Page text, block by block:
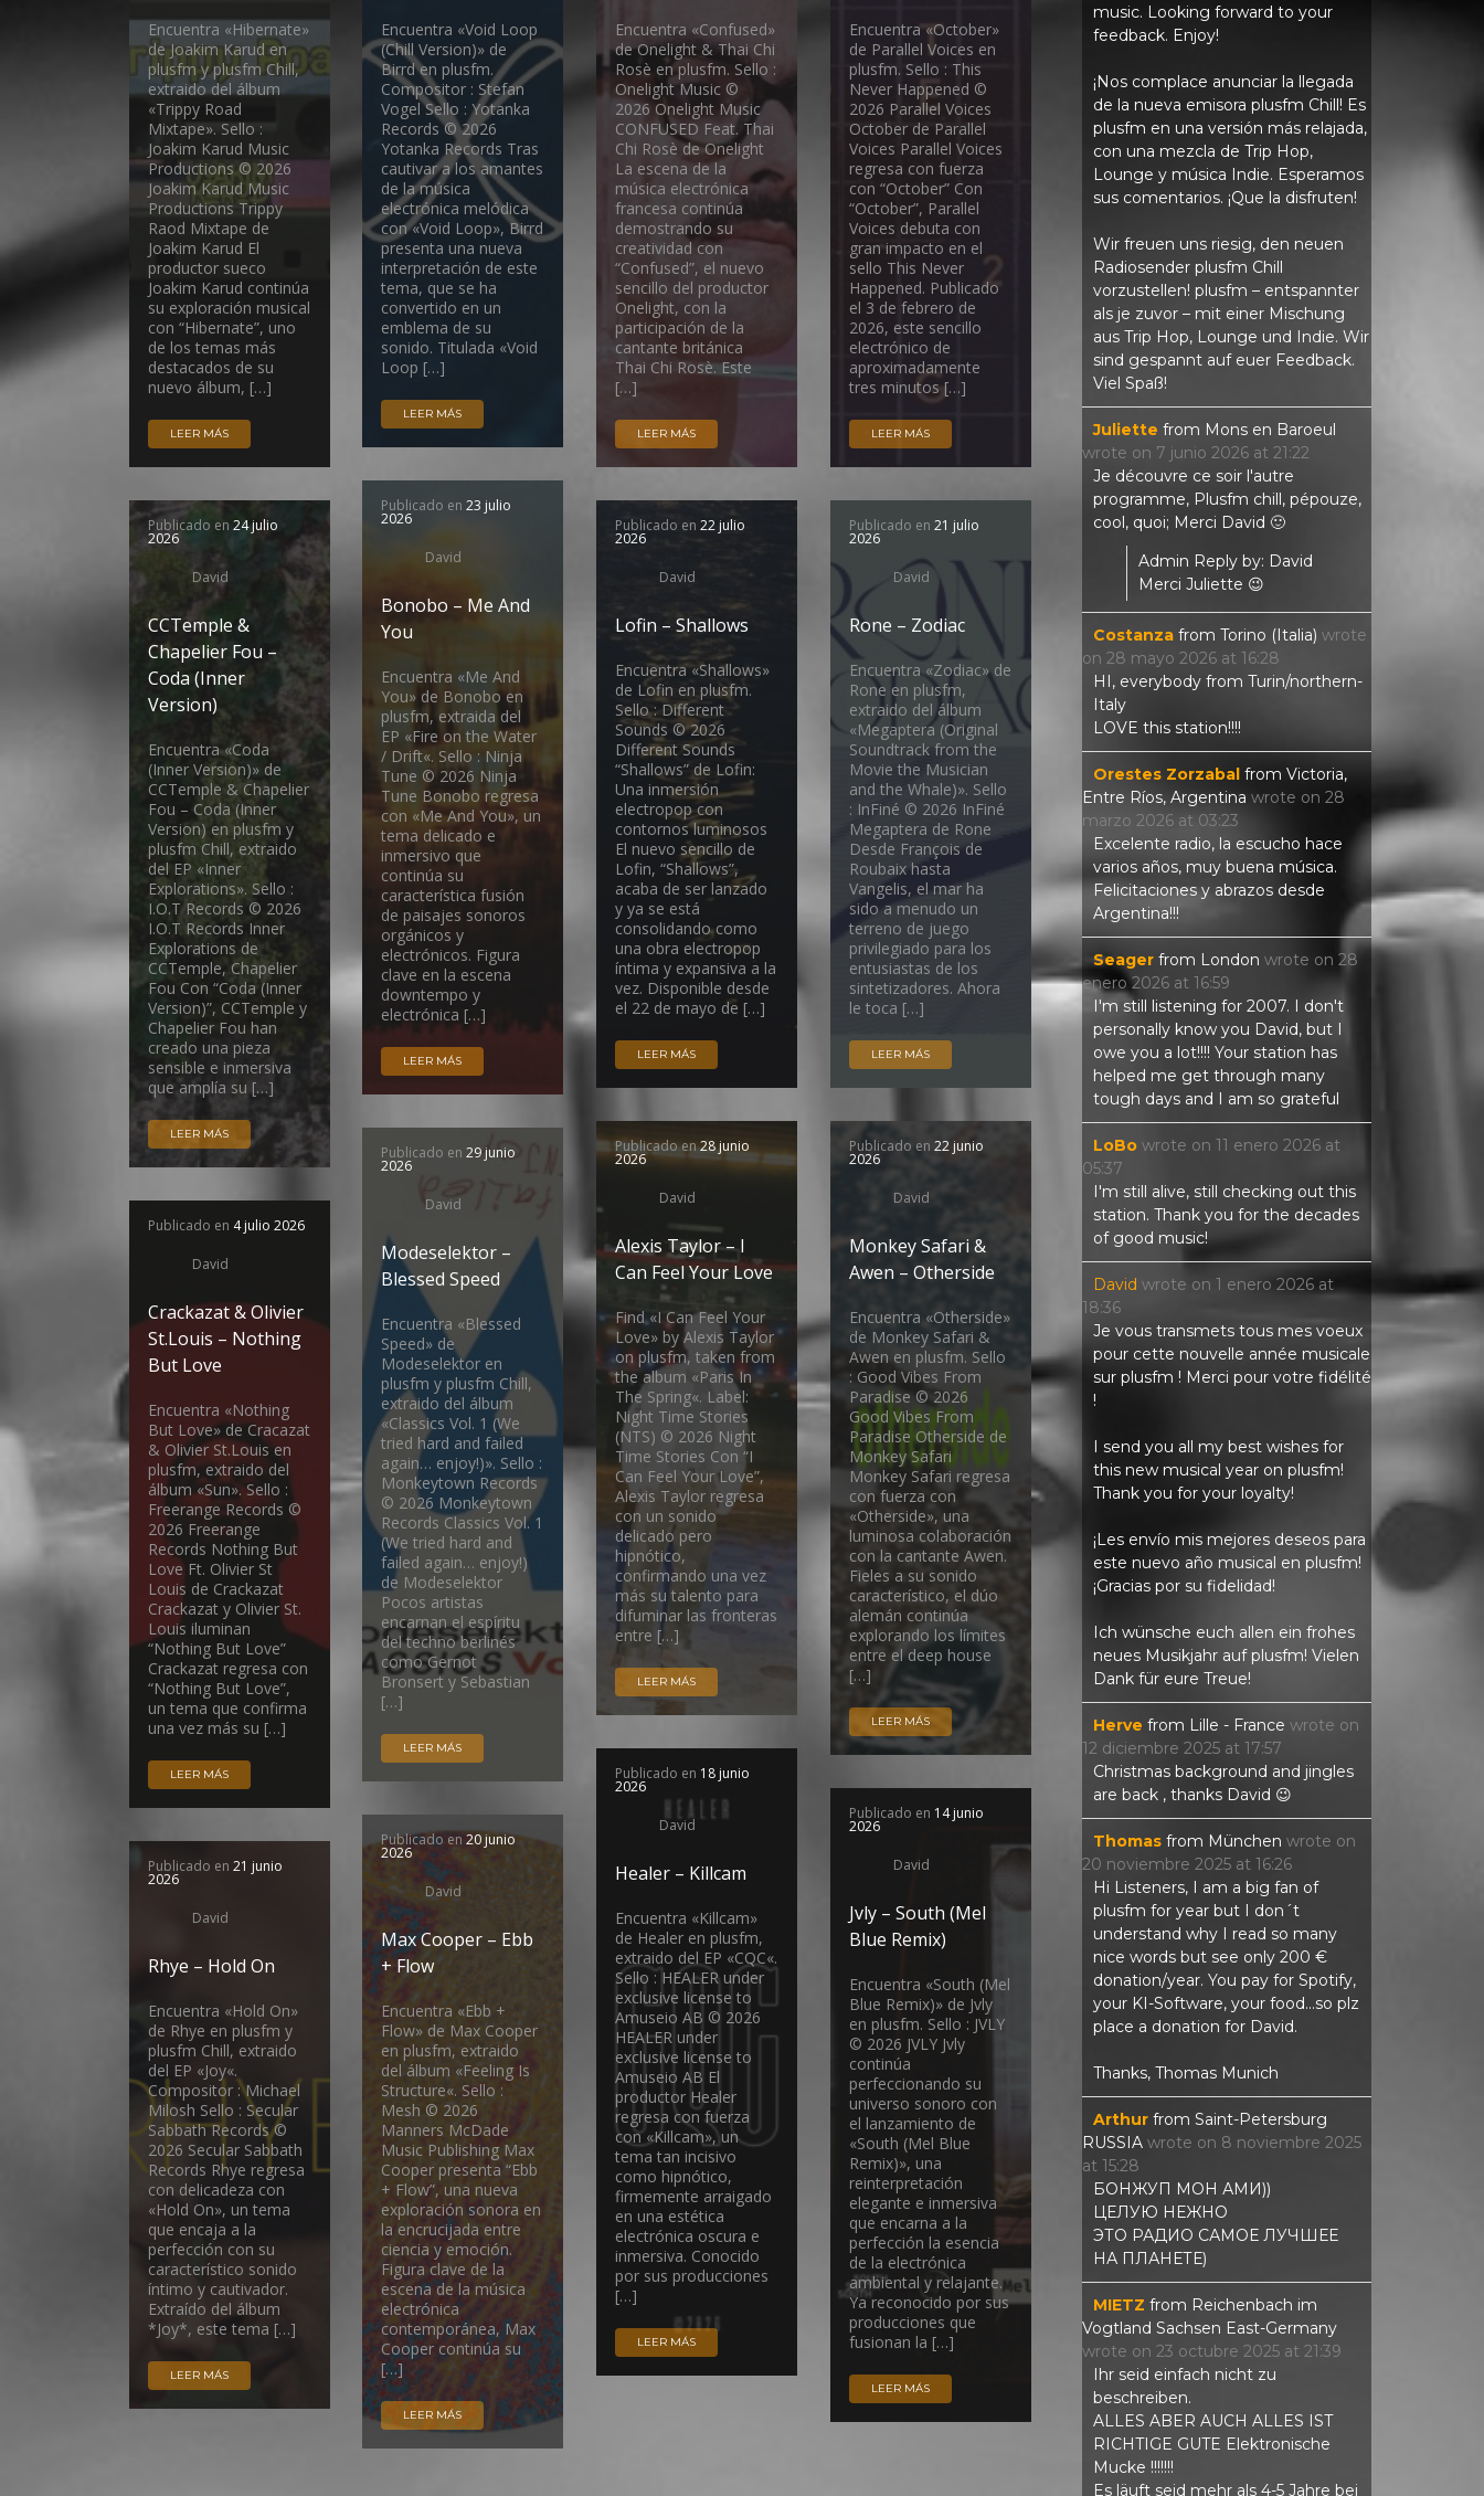
Encuentra «Hibernate»
de Joakim Karud en
plusfm y plusfm Chill,
extraido del álbum
«Trippy Road
Mixtape». Sello :
Joakim Karud Music
Productions © 2026
Joakim Karud Music
Productions Trippy
Raod Mixtape de
Joakim Karud El
productor sueco
Joakim Karud continúa
su exploración musical
con “Hibernate”, uno
de los temas más
destacados de su
nuevo álbum, […]
LEER MÁS
Encuentra «Void Loop
(Chill Version)» de
Birrd en plusfm.
Compositor : Stefan
Vogel Sello : Yotanka
Records © 2026
Yotanka Records Tras
cautivar a los amantes
de la música
electrónica melódica
con «Void Loop», Birrd
presenta una nueva
interpretación de este
tema, que se ha
convertido en un
emblema de su
sonido. Titulada «Void
Loop […]
LEER MÁS
Encuentra «Confused»
de Onelight & Thai Chi
Rosè en plusfm. Sello :
Onelight Music ©
2026 Onelight Music
CONFUSED Feat. Thai
Chi Rosè de Onelight
La escena de la
música electrónica
francesa continúa
demostrando su
creatividad con
“Confused”, el nuevo
sencillo del productor
Onelight, con la
participación de la
cantante británica
Thai Chi Rosè. Este
[…]
LEER MÁS
Encuentra «October»
de Parallel Voices en
plusfm. Sello : This
Never Happened ©
2026 Parallel Voices
October de Parallel
Voices Parallel Voices
regresa con fuerza
con “October” Con
“October”, Parallel
Voices debuta con
gran impacto en el
sello This Never
Happened. Publicado
el 3 de febrero de
2026, este sencillo
electrónico de
aproximadamente
tres minutos […]
LEER MÁS
Publicado en 24 julio
2026
David
CCTemple &
Chapelier Fou –
Coda (Inner
Version)
Encuentra «Coda
(Inner Version)» de
CCTemple & Chapelier
Fou – Coda (Inner
Version) en plusfm y
plusfm Chill, extraido
del EP «Inner
Explorations». Sello :
I.O.T Records © 2026
I.O.T Records Inner
Explorations de
CCTemple, Chapelier
Fou Con “Coda (Inner
Version)”, CCTemple y
Chapelier Fou han
creado una pieza
sensible e inmersiva
que amplía su […]
LEER MÁS
Publicado en 23 julio
2026
David
Bonobo – Me And
You
Encuentra «Me And
You» de Bonobo en
plusfm, extraida del
EP «Fire on the Water
/ Drift«. Sello : Ninja
Tune © 2026 Ninja
Tune Bonobo regresa
con «Me And You», un
tema delicado e
inmersivo que
continúa su
característica fusión
de paisajes sonoros
orgánicos y
electrónicos. Figura
clave en la escena
downtempo y
electrónica […]
LEER MÁS
Publicado en 22 julio
2026
David
Lofin – Shallows
Encuentra «Shallows»
de Lofin en plusfm.
Sello : Different
Sounds © 2026
Different Sounds
“Shallows” de Lofin:
Una inmersión
electropop con
contornos luminosos
El nuevo sencillo de
Lofin, “Shallows”,
acaba de ser lanzado
y ya se está
consolidando como
una obra electropop
íntima y expansiva a la
vez. Disponible desde
el 22 de mayo de […]
LEER MÁS
Publicado en 21 julio
2026
David
Rone – Zodiac
Encuentra «Zodiac» de
Rone en plusfm,
extraido del álbum
«Megaptera (Original
Soundtrack from the
Movie the Musician
and the Whale)». Sello
: InFiné © 2026 InFiné
Megaptera de Rone
Desde François de
Roubaix hasta
Vangelis, el mar ha
sido a menudo un
terreno de juego
privilegiado para los
entusiastas de los
sintetizadores. Ahora
le toca […]
LEER MÁS
Publicado en 4 julio 2026
David
Crackazat & Olivier
St.Louis – Nothing
But Love
Encuentra «Nothing
But Love» de Cracazat
& Olivier St.Louis en
plusfm, extraido del
álbum «Sun». Sello :
Freerange Records ©
2026 Freerange
Records Nothing But
Love Ft. Olivier St
Louis de Crackazat
Crackazat y Olivier St.
Louis iluminan
“Nothing But Love”
Crackazat regresa con
“Nothing But Love”,
un tema que confirma
una vez más su […]
LEER MÁS
Publicado en 29 junio
2026
David
Modeselektor –
Blessed Speed
Encuentra «Blessed
Speed» de
Modeselektor en
plusfm y plusfm Chill,
extraido del álbum
«Classics Vol. 1 (We
tried hard and failed
again… enjoy!)». Sello :
Monkeytown Records
© 2026 Monkeytown
Records Classics Vol. 1
(We tried hard and
failed again… enjoy!)
de Modeselektor
Pocos artistas
encarnan el espíritu
del techno berlinés
como Gernot
Bronsert y Sebastian
[…]
LEER MÁS
Publicado en28 junio
2026
David
Alexis Taylor – I
Can Feel Your Love
Find «I Can Feel Your
Love» by Alexis Taylor
on plusfm, taken from
the album «Paris In
The Spring«. Label:
Night Time Stories
(NTS) © 2026 Night
Time Stories Con “I
Can Feel Your Love”,
Alexis Taylor regresa
con un sonido
delicado pero
hipnótico,
confirmando una vez
más su talento para
difuminar las fronteras
entre […]
LEER MÁS
Publicado en 22 junio
2026
David
Monkey Safari &
Awen – Otherside
Encuentra «Otherside»
de Monkey Safari &
Awen en plusfm. Sello
: Good Vibes From
Paradise © 2026
Good Vibes From
Paradise Otherside de
Monkey Safari
Monkey Safari regresa
con fuerza con
«Otherside», una
luminosa colaboración
con la cantante Awen.
Fieles a su sonido
característico, el dúo
alemán continúa
explorando los límites
entre el deep house
[…]
LEER MÁS
Publicado en 21 junio
2026
David
Rhye – Hold On
Encuentra «Hold On»
de Rhye en plusfm y
plusfm Chill, extraido
del EP «Joy«.
Compositor : Michael
Milosh Sello : Secular
Sabbath Records ©
2026 Secular Sabbath
Records Rhye regresa
con delicadeza con
«Hold On», un tema
que encaja a la
perfección con su
característico sonido
íntimo y cautivador.
Extraído del álbum
*Joy*, este tema […]
LEER MÁS
Publicado en 20 junio
2026
David
Max Cooper – Ebb
+ Flow
Encuentra «Ebb +
Flow» de Max Cooper
en plusfm, extraido
del álbum «Feeling Is
Structure«. Sello :
Mesh © 2026
Manners McDade
Music Publishing Max
Cooper presenta “Ebb
+ Flow”, una nueva
exploración sonora en
la encrucijada entre
ciencia y emoción.
Figura clave de la
escena de la música
electrónica
contemporánea, Max
Cooper continúa su
[…]
LEER MÁS
Publicado en 18 junio
2026
David
Healer – Killcam
Encuentra «Killcam»
de Healer en plusfm,
extraido del EP «CQC«.
Sello : HEALER under
exclusive license to
Amuseio AB © 2026
HEALER under
exclusive license to
Amuseio AB El
productor Healer
regresa con fuerza
con «Killcam», un
tema tan incisivo
como hipnótico,
firmemente arraigado
en una estética
electrónica oscura e
inmersiva. Conocido
por sus producciones
[…]
LEER MÁS
Publicado en 14 junio
2026
David
Jvly – South (Mel
Blue Remix)
Encuentra «South (Mel
Blue Remix)» de Jvly
en plusfm. Sello : JVLY
© 2026 JVLY Jvly
continúa
perfeccionando su
universo sonoro con
el lanzamiento de
«South (Mel Blue
Remix)», una
reinterpretación
elegante e inmersiva
que encarna a la
perfección la esencia
de la electrónica
ambiental y relajante.
Ya reconocido por sus
producciones que
fusionan la […]
LEER MÁS
music. Looking forward to your
feedback. Enjoy!
¡Nos complace anunciar la llegada
de la nueva emisora ​​plusfm Chill! Es
plusfm en una versión más relajada,
con una mezcla de Trip Hop,
Lounge y música Indie. Esperamos
sus comentarios. ¡Que la disfruten!
Wir freuen uns riesig, den neuen
Radiosender plusfm Chill
vorzustellen! plusfm – entspannter
als je zuvor – mit einer Mischung
aus Trip Hop, Lounge und Indie. Wir
sind gespannt auf euer Feedback.
Viel Spaß!
Juliette from Mons en Baroeul
wrote on 7 junio 2026 at 21:22
Je découvre ce soir l'autre
programme, Plusfm chill, pépouze,
cool, quoi; Merci David 🙂
Admin Reply by: David
Merci Juliette 😉
Costanza from Torino (Italia) wrote
on 28 mayo 2026 at 16:28
HI, everybody from Turin/northern-
Italy
LOVE this station!!!!
Orestes Zorzabal from Victoria,
Entre Ríos, Argentina wrote on 28
marzo 2026 at 03:23
Excelente radio, la escucho hace
varios años, muy buena música.
Felicitaciones y abrazos desde
Argentina!!!
Seager from London wrote on 28
enero 2026 at 16:59
I'm still listening for 2007. I don't
personally know you David, but I
owe you a lot!!!! Your station has
helped me get through many
tough days and I am so grateful
LoBo wrote on 11 enero 2026 at
05:37
I'm still alive, still checking out this
station. Thank you for the decades
of good music!
David wrote on 1 enero 2026 at
18:36
Je vous transmets tous mes voeux
pour cette nouvelle année musicale
sur plusfm ! Merci pour votre fidélité
!
I send you all my best wishes for
this new musical year on plusfm!
Thank you for your loyalty!
¡Les envío mis mejores deseos para
este nuevo año musical en plusfm!
¡Gracias por su fidelidad!
Ich wünsche euch allen ein frohes
neues Musikjahr auf plusfm! Vielen
Dank für eure Treue!
Herve from Lille - France wrote on
12 diciembre 2025 at 17:57
Christmas background and jingles
are back , thanks David 😉
Thomas from München wrote on
20 noviembre 2025 at 16:26
Hi Listeners, I am a big fan of
plusfm for year but I don´t
understand why I read so many
nice words but see only 200 €
donation/year. You pay for Spotify,
your KI-Software, your food...so plz
place a donation for David.
Thanks, Thomas Munich
Arthur from Saint-Petersburg
RUSSIA wrote on 8 noviembre 2025
at 15:28
БОНЖУП МОН АМИ))
ЦЕЛУЮ НЕЖНО
ЭТО РАДИО САМОЕ ЛУЧШЕЕ
НА ПЛАНЕТЕ)
MIETZ from Reichenbach im
Vogtland Sachsen East-Germany
wrote on 23 octubre 2025 at 21:39
Ihr seid einfach nicht zu
beschreiben.
ALLES ABER AUCH ALLES IST
RICHTIGE GUTE Elektronische
Mucke !!!!!!!
Es läuft seid mehr als 4-5 Jahre bei